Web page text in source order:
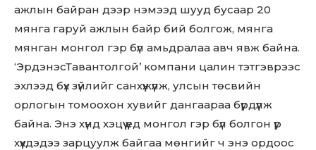
ажлын байран дээр нэмээд шууд бусаар 20
мянга гаруй ажлын байр бий болгож, мянга
мянган монгол гэр бүл амьдралаа авч явж байна.
‘ЭрдэнэсТавантолгой’ компани цалин тэтгэврээс
эхлээд бүх зүйлийг санхүүжүүлж, улсын төсвийн
орлогын томоохон хувийг дангаараа бүрдүүлж
байна. Энэ хүнд хэцүү үед монгол гэр бүл болгон үр
хүүхдэдээ зарцуулж байгаа мөнгийг ч энэ ордоос